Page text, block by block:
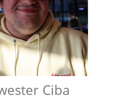
Ciba